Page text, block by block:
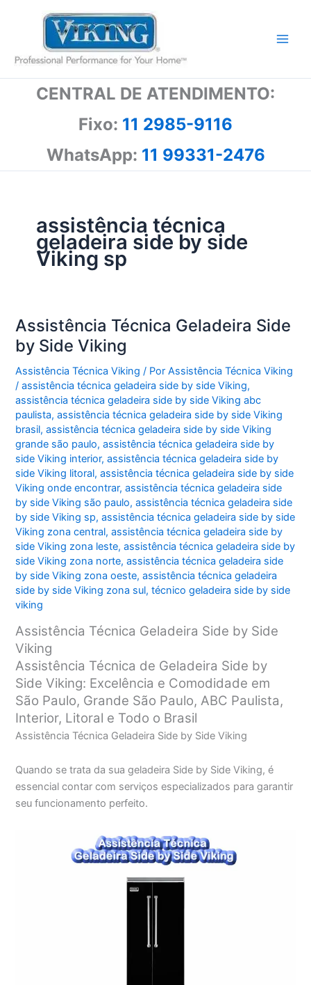
conteúdo
CENTRAL DE ATENDIMENTO:
Fixo: 11 2985-9116
WhatsApp: 11 99331-2476
assistência técnica
geladeira side by side
Viking sp
Assistência Técnica Geladeira Side
by Side Viking
Assistência Técnica Viking / PorAssistência Técnica Viking
/assistência técnica geladeira side by side Viking,
assistência técnica geladeira side by side Viking abc
paulista,assistência técnica geladeira side by side Viking
brasil,assistência técnica geladeira side by side Viking
grande são paulo,assistência técnica geladeira side by
side Viking interior,assistência técnica geladeira side by
side Viking litoral,assistência técnica geladeira side by side
Viking onde encontrar,assistência técnica geladeira side
by side Viking são paulo,assistência técnica geladeira side
by side Viking sp,assistência técnica geladeira side by side
Viking zona central,assistência técnica geladeira side by
side Viking zona leste,assistência técnica geladeira side by
side Viking zona norte,assistência técnica geladeira side
by side Viking zona oeste,assistência técnica geladeira
side by side Viking zona sul,técnico geladeira side by side
viking
Assistência Técnica Geladeira Side by Side
Viking
Assistência Técnica de Geladeira Side by
Side Viking: Excelência e Comodidade em
São Paulo, Grande São Paulo, ABC Paulista,
Interior, Litoral e Todo o Brasil
Assistência Técnica Geladeira Side by Side Viking
Quando se trata da sua geladeira Side by Side Viking, é
essencial contar com serviços especializados para garantir
seu funcionamento perfeito.